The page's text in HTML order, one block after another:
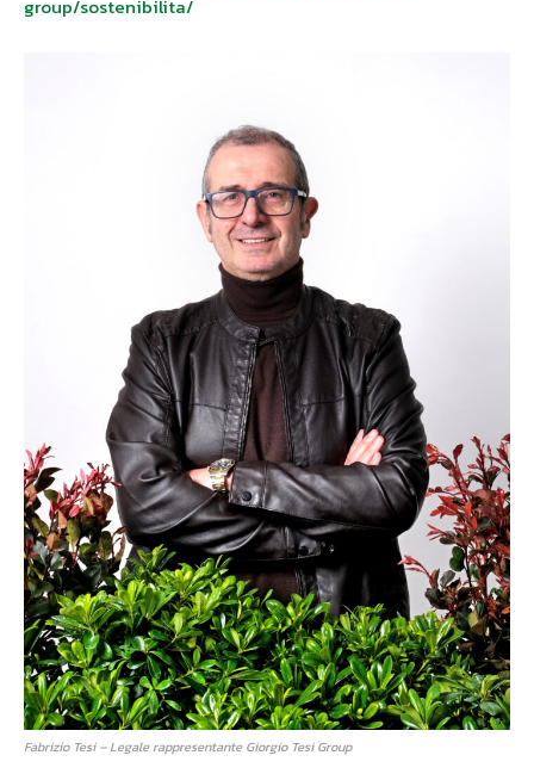
group/sostenibilita/
Fabrizio Tesi – Legale rappresentante Giorgio Tesi Group